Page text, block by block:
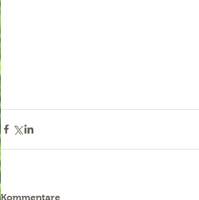
Kommentare